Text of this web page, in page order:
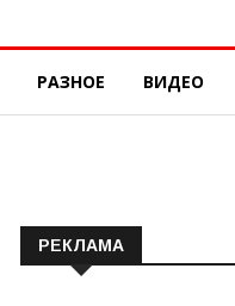
РАЗНОЕ ВИДЕО
РЕКЛАМА